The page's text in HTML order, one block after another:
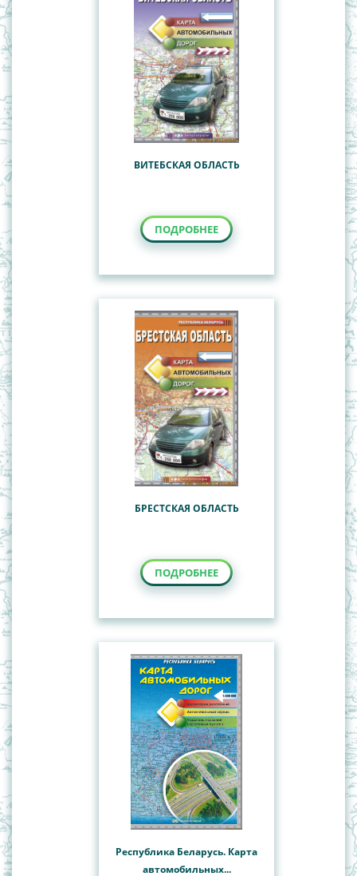
ВИТЕБСКАЯ ОБЛАСТЬ
ПОДРОБНЕЕ
БРЕСТСКАЯ ОБЛАСТЬ
ПОДРОБНЕЕ
Республика Беларусь. Карта
автомобильных...